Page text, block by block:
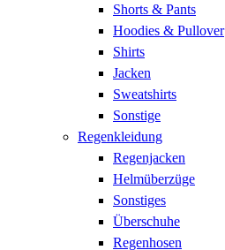
Shorts & Pants
Hoodies & Pullover
Shirts
Jacken
Sweatshirts
Sonstige
Regenkleidung
Regenjacken
Helmüberzüge
Sonstiges
Überschuhe
Regenhosen